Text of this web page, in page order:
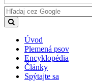
Úvod
Plemená psov
Encyklopédia
Články
Spýtajte sa